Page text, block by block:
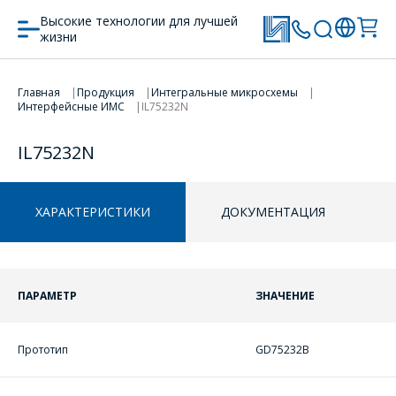
Высокие технологии для лучшей
жизни
Главная Продукция
Интегральные микросхемы
Интерфейсные ИМС
IL75232N
IL75232N
ХАРАКТЕРИСТИКИ ДОКУМЕНТАЦИЯ
ПАРАМЕТР ЗНАЧЕНИЕ
Прототип GD75232B
ПЕРЕЙТИ В КОРЗИНУ
ПРОДОЛЖИТЬ ПОКУПКИ
ПЕРЕЙТИ В КОРЗИНУ
ПРОДОЛЖИТЬ ПОКУПКИ
ОФОРМИТЬ ЗАКАЗ